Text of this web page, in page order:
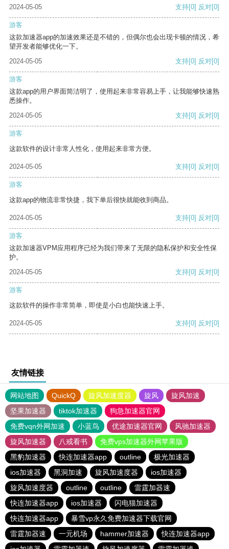
2024-05-05
支持[0] 反对[0]
游客
这款加速器app的加速效果还是不错的，但偶尔也会出现卡顿的情况，希
望开发者能够优化一下。
2024-05-05
支持[0] 反对[0]
游客
这款app的用户界面简洁明了，使用起来非常容易上手，让我能够快速熟
悉操作。
2024-05-05
支持[0] 反对[0]
游客
这款软件的设计非常人性化，使用起来非常方便。
2024-05-05 支持[0] 反对[0]
游客
这款app的物流非常快捷，我下单后很快就能收到商品。
2024-05-05 支持[0] 反对[0]
游客
这款加速器VPM应用程序已经为我们带来了无限的隐私保护和安全性保
护。
2024-05-05
支持[0] 反对[0]
游客
这款软件的操作非常简单，即使是小白也能快速上手。
2024-05-05 支持[0] 反对[0]
友情链接
网站地图 QuickQ 旋风加速度器 旋风
旋风加速
坚果加速器
tiktok加速器
狗急加速器官网
免费vqn外网加速
小蓝鸟 优途加速器官网
风驰加速器
旋风加速器
八戒看书
免费vps加速器外网苹果版
黑豹加速器
快连加速器app outline
极光加速器
ios加速器
黑洞加速 旋风加速度器
ios加速器
旋风加速度器
outline outline
雷霆加器速
快连加速器app
ios加速器
闪电猫加速器
快连加速器app
暴雪vp永久免费加速器下载官网
雷霆加器速
一元机场 hammer加速器
快连加速器app